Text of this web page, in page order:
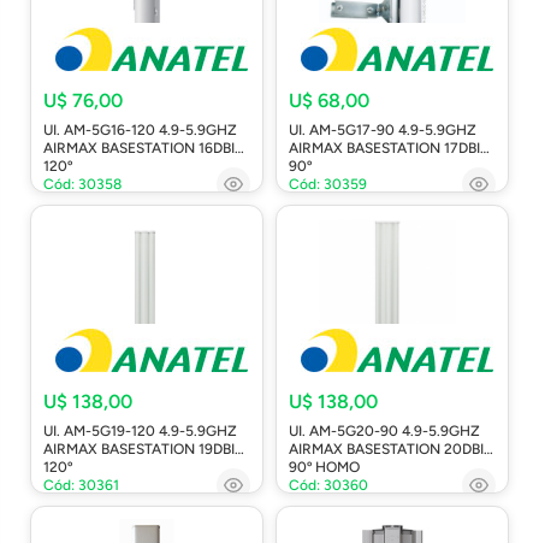
U$ 76,00
UI. AM-5G16-120 4.9-5.9GHZ
AIRMAX BASESTATION 16DBI
120º
Cód: 30358
U$ 68,00
UI. AM-5G17-90 4.9-5.9GHZ
AIRMAX BASESTATION 17DBI
90º
Cód: 30359
U$ 138,00
UI. AM-5G19-120 4.9-5.9GHZ
AIRMAX BASESTATION 19DBI
120º
Cód: 30361
U$ 138,00
UI. AM-5G20-90 4.9-5.9GHZ
AIRMAX BASESTATION 20DBI
90º HOMO
Cód: 30360